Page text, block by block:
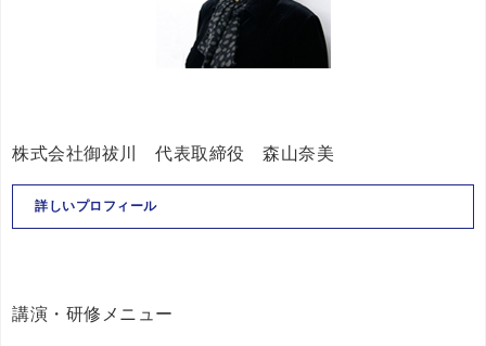
株式会社御祓川 代表取締役 森山奈美
詳しいプロフィール
講演・研修メニュー